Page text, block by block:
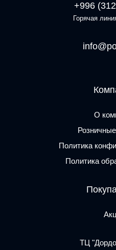
+996
Горячая
О
Политика
Политика
ТЦ